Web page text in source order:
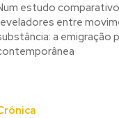
estudo
entre
a emigração